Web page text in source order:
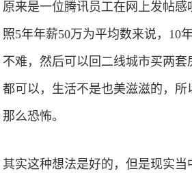
原来是一位腾讯员工在网上发帖感
照5年年薪50万为平均数来说，10
不难，然后可以回二线城市买两
都可以，生活不是也美滋滋的，所
那么恐怖。
其实这种想法是好的，但是现实当